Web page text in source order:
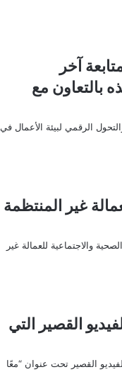
آخر
بالتعاون مع
الرقمي لبيئة الأعمال في
جنيه لـ381 عاملًا من العمالة غير المنتظمة
والاجتماعية للعمالة غير
القصير التي
القصير تحت عنوان “معًا